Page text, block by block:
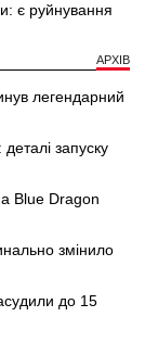
є руйнування
АРХІВ
легендарний
запуску
Blue Dragon
змінило
до 15